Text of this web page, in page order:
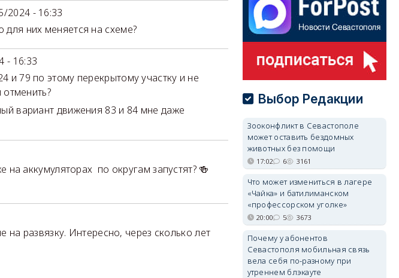
2024 - 16:33
для них меняется на схеме?
- 16:33
и 79 по этому перекрытому участку и не
вариант движения 83 и 84 мне даже
на аккумуляторах по округам запустят? 🍻
развязку. Интересно, через сколько лет
Выбор Редакции
Зооконфликт в Севастополе
может оставить бездомных
животных без помощи
17:02 6 3161
Что может измениться в лагере
«Чайка» и батилиманском
«профессорском уголке»
20:00 5 3673
Почему у абонентов
Севастополя мобильная связь
вела себя по-разному при
утреннем блэкауте